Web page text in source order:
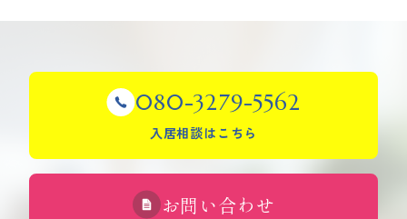
080-3279-5562
入居相談はこちら
お問い合わせ